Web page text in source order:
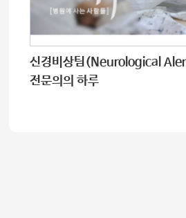
신경비상팀(Neurological
전문의의 하루